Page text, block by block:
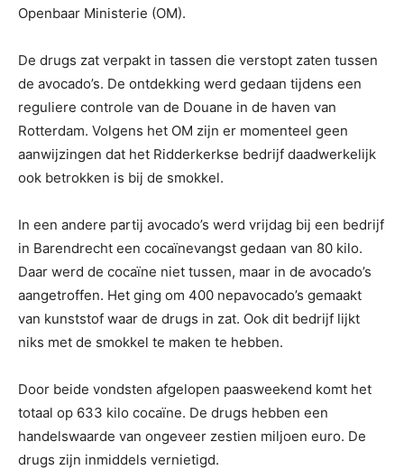
Openbaar Ministerie (OM).
De drugs zat verpakt in tassen die verstopt zaten tussen
de avocado’s. De ontdekking werd gedaan tijdens een
reguliere controle van de Douane in de haven van
Rotterdam. Volgens het OM zijn er momenteel geen
aanwijzingen dat het Ridderkerkse bedrijf daadwerkelijk
ook betrokken is bij de smokkel.
In een andere partij avocado’s werd vrijdag bij een bedrijf
in Barendrecht een cocaïnevangst gedaan van 80 kilo.
Daar werd de cocaïne niet tussen, maar in de avocado’s
aangetroffen. Het ging om 400 nepavocado’s gemaakt
van kunststof waar de drugs in zat. Ook dit bedrijf lijkt
niks met de smokkel te maken te hebben.
Door beide vondsten afgelopen paasweekend komt het
totaal op 633 kilo cocaïne. De drugs hebben een
handelswaarde van ongeveer zestien miljoen euro. De
drugs zijn inmiddels vernietigd.